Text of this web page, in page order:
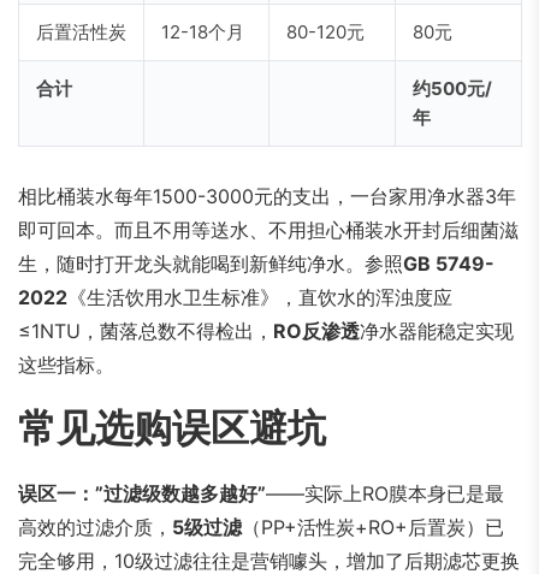
后置活性炭 12-18个月 80-120元 80元
合计
约500元/
年
相比桶装水每年1500-3000元的支出，一台家用净水器3年
即可回本。而且不用等送水、不用担心桶装水开封后细菌滋
生，随时打开龙头就能喝到新鲜纯净水。参照GB 5749-
2022 《生活饮用水卫生标准》，直饮水的浑浊度应
≤1NTU，菌落总数不得检出， RO反渗透净水器能稳定实现
这些指标。
常见选购误区避坑
误区一：”过滤级数越多越好”——实际上RO膜本身已是最
高效的过滤介质， 5级过滤 （PP+活性炭+RO+后置炭）已
完全够用，10级过滤往往是营销噱头，增加了后期滤芯更换